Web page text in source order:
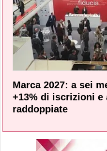
Marca 2027: a sei
+13% di iscrizioni e
raddoppiate